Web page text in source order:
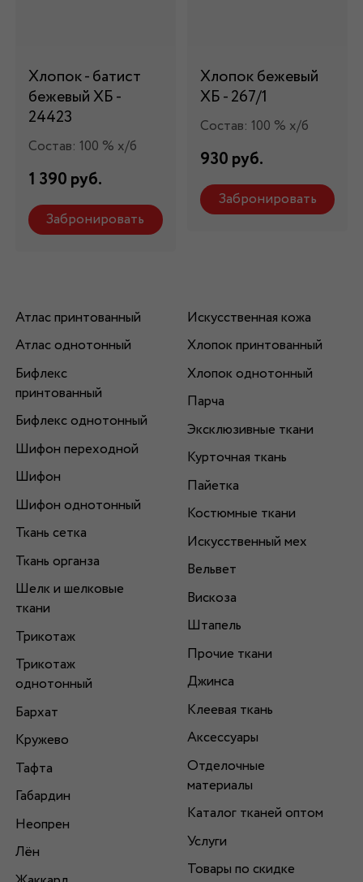
Хлопок - батист
бежевый ХБ -
24423
Состав: 100 % х/б
1 390 руб.
Забронировать
Хлопок бежевый
ХБ - 267/1
Состав: 100 % х/б
930 руб.
Забронировать
Атлас принтованный
Атлас однотонный
Бифлекс
принтованный
Бифлекс однотонный
Шифон переходной
Шифон
Шифон однотонный
Ткань сетка
Ткань органза
Шелк и шелковые
ткани
Трикотаж
Трикотаж
однотонный
Бархат
Кружево
Тафта
Габардин
Неопрен
Лён
Искусственная кожа
Хлопок принтованный
Хлопок однотонный
Парча
Эксклюзивные ткани
Курточная ткань
Пайетка
Костюмные ткани
Искусственный мех
Вельвет
Вискоза
Штапель
Прочие ткани
Джинса
Клеевая ткань
Аксессуары
Отделочные
материалы
Каталог тканей оптом
Услуги
Товары по скидке